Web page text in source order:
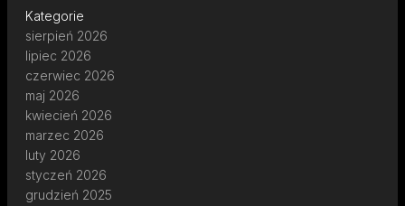
Kategorie
sierpień 2026
lipiec 2026
czerwiec 2026
maj 2026
kwiecień 2026
marzec 2026
luty 2026
styczeń 2026
grudzień 2025